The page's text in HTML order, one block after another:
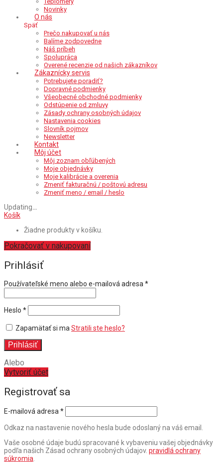
Novinky
O nás
Späť
Prečo nakupovať u nás
Balíme zodpovedne
Náš príbeh
Spolupráca
Overené recenzie od našich zákazníkov
Zákaznícky servis
Potrebujete poradiť?
Dopravné podmienky
Všeobecné obchodné podmienky
Odstúpenie od zmluvy
Zásady ochrany osobných údajov
Nastavenia cookies
Slovník pojmov
Newsletter
Kontakt
Môj účet
Môj zoznam obľúbených
Moje objednávky
Moje kalibrácie a overenia
Zmeniť fakturačnú / poštovú adresu
Zmeniť meno / email / heslo
Updating…
Košík
Žiadne produkty v košíku.
Pokračovať v nakupovaní
Prihlásiť
Používateľské meno alebo e-mailová adresa *Povinné
Heslo *Povinné
Zapamätať si ma Stratili ste heslo?
Prihlásiť
Alebo
Vytvoriť účet
Registrovať sa
E-mailová adresa *
Odkaz na nastavenie nového hesla bude odoslaný na váš email.
Vaše osobné údaje budú spracované k vybaveniu vašej objednávky
podľa našich Zásad ochrany osobných údajov. pravidlá ochrany
súkromia